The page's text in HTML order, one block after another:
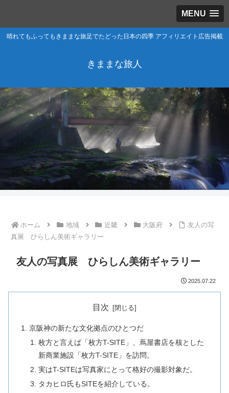
MENU
晴れてもふってもきままな旅足でたどった日本の四季 アフィリエイト広告掲載
きままな旅人
ホーム 地域 近畿 大阪府
友人の写
真展 ひらしん美術ギャラリー
友人の写真展 ひらしん美術ギャラリー
2025.07.22
目次
京阪神の新たな文化拠点のひとつだ
枚方と言えば「枚方T-SITE」、蔦屋書店を核とした
新商業施設「枚方T-SITE」を訪問。
実はT-SITEは写真家にとって格好の撮影対象だ。
タカヒロ氏もSITEを紹介している。